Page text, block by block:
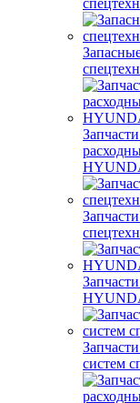
систем